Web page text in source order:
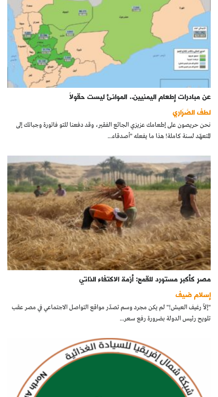
عن مبادرات إطعام اليمنيين.. الموانئ ليست حقولاً
لطف الصَّرَاري
نحن حريصون على إطعامك عزيزي الجائع الفقير، وقد دفعنا للتو فاتورة وجباتك إلى
المتعهّد لسنة كاملة! هذا ما يفعله "أصدقاء...
مصر كأكبر مستورد للقمح: أزمة الاكتفاء الذاتي
إسلام ضيف
"إلاّ رغيف العيش!" لم يكن مجرد وسم تصدّر مواقع التواصل الاجتماعي في مصر عقب
تلويح رئيس الدولة بضرورة رفع سعر...